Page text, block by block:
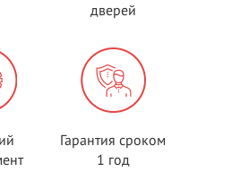
дверей
Гарантия сроком
1 год